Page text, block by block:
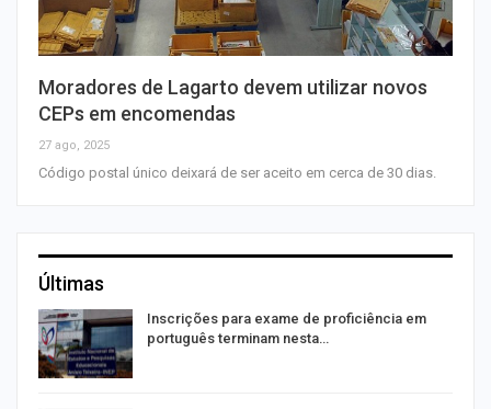
Moradores de Lagarto devem utilizar novos
CEPs em encomendas
27 ago, 2025
Código postal único deixará de ser aceito em cerca de 30 dias.
Últimas
Inscrições para exame de proficiência em
português terminam nesta…